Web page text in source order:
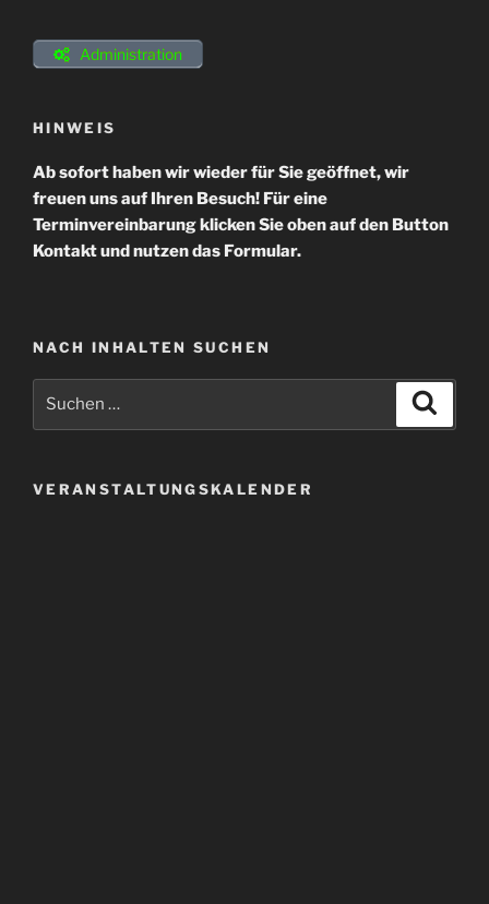
Administration
HINWEIS
Ab sofort haben wir wieder für Sie geöffnet, wir
freuen uns auf Ihren Besuch! Für eine
Terminvereinbarung klicken Sie oben auf den Button
Kontakt und nutzen das Formular.
NACH INHALTEN SUCHEN
VERANSTALTUNGSKALENDER